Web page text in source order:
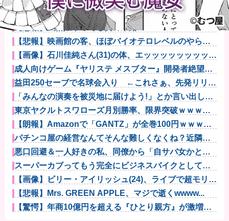
【悲報】風俗嬢やってる女の末路ｗｗｗｗｗｗｗｗｗ
ｗｗ
【悲報】映画館の客、ほぼバイオテロレベルのやらか
しで観客が避...
【画像】石川佳純さん(31)の体、エッッッッッッッッッ
ッッッ...
成人向けゲーム『ヤリステ メスブター』開発者絶望、
銀行がst...
益田250セーブで名球会入り ←これさぁ、先発リリー
フの両方...
「みんなの演奏を被災地に届けよう!」とか言い出した
吹奏楽部の...
東京ヤクルトスワローズ月別勝率、限界突破ｗｗｗｗ
ｗｗｗｗｗｗ...
【朗報】Amazonで「GANTZ」が全巻100円ｗｗｗｗ
ｗ...
パチンコ屋の経営なんてそんな難しくなくね？近隣店
舗よりちょっ...
悪口回避＆一人好きの私、同僚から「自サバ女かと思
ってた」と言...
スーパーカブってもう完全にビジネスバイクとしての
役目を終えて...
【画像】ビリー・アイリッシュ(24)、ライブで超モリマ
ンスジ...
【悲報】Mrs. GREEN APPLE、マジで逝くwwww...
【驚愕】年商10億円を超える『ひとり親方』が激増